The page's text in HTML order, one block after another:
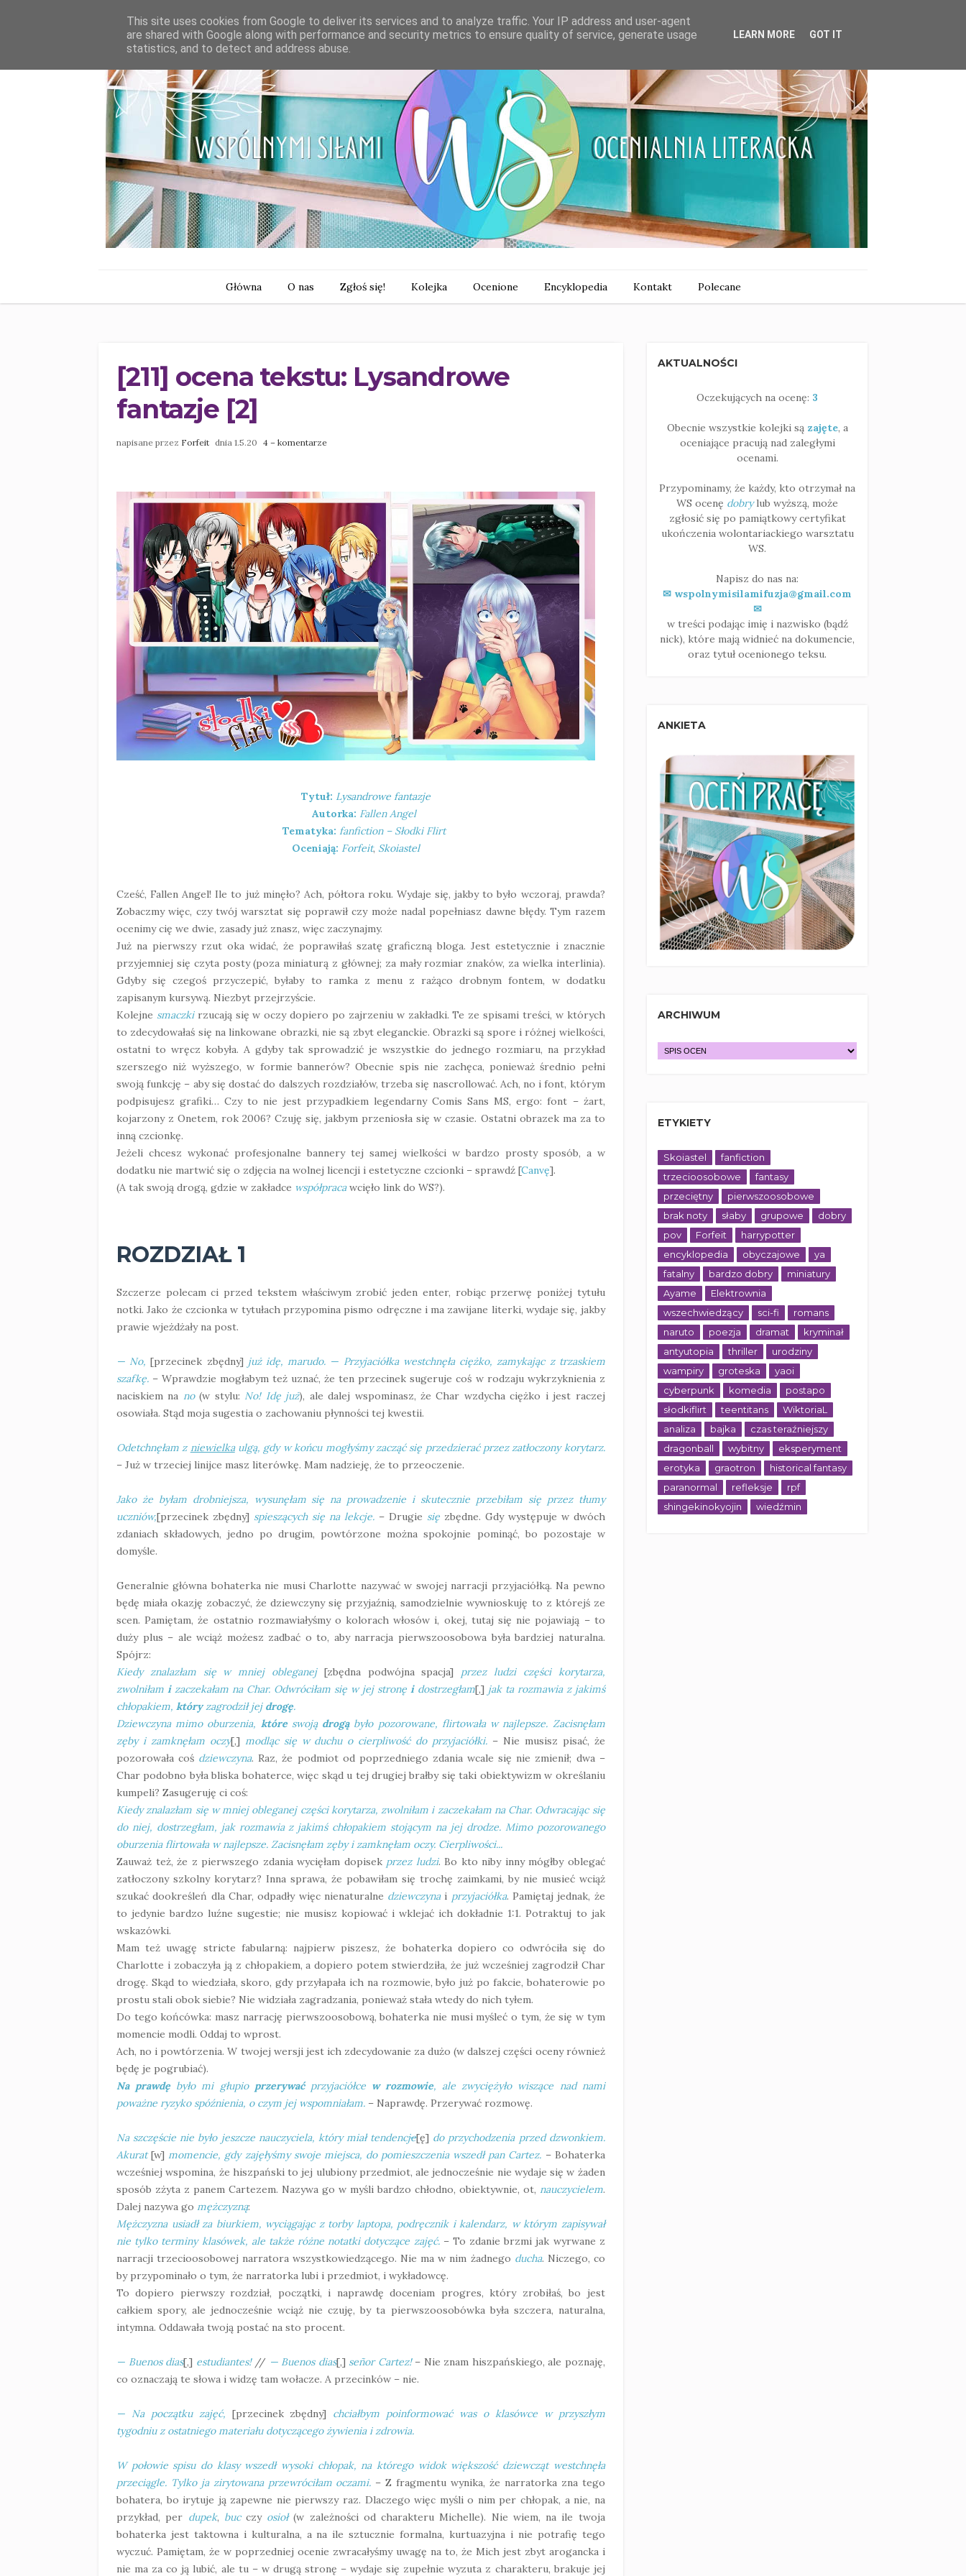
Główna O nas Zgłoś się! Kolejka Ocenione Encyklopedia Kontakt Polecane
[211] ocena tekstu: Lysandrowe
fantazje [2]
napisane przez Forfeit dnia 1.5.20 4 – komentarze
Tytuł: Lysandrowe fantazje
Autorka: Fallen Angel
Tematyka: fanfiction – Słodki Flirt
Oceniają: Forfeit, Skoiastel
Cześć, Fallen Angel! Ile to już minęło? Ach, półtora roku. Wydaje się, jakby to było wczoraj, prawda?
Zobaczmy więc, czy twój warsztat się poprawił czy może nadal popełniasz dawne błędy. Tym razem
ocenimy cię we dwie, zasady już znasz, więc zaczynajmy.
Już na pierwszy rzut oka widać, że poprawiłaś szatę graficzną bloga. Jest estetycznie i znacznie
przyjemniej się czyta posty (poza miniaturą z głównej; za mały rozmiar znaków, za wielka interlinia).
Gdyby się czegoś przyczepić, byłaby to ramka z menu z rażąco drobnym fontem, w dodatku
zapisanym kursywą. Niezbyt przejrzyście.
Kolejne smaczkirzucają się w oczy dopiero po zajrzeniu w zakładki. Te ze spisami treści, w których
to zdecydowałaś się na linkowane obrazki, nie są zbyt eleganckie. Obrazki są spore i różnej wielkości,
ostatni to wręcz kobyła. A gdyby tak sprowadzić je wszystkie do jednego rozmiaru, na przykład
szerszego niż wyższego, w formie bannerów? Obecnie spis nie zachęca, ponieważ średnio pełni
swoją funkcję – aby się dostać do dalszych rozdziałów, trzeba się nascrollować. Ach, no i font, którym
podpisujesz grafiki… Czy to nie jest przypadkiem legendarny Comis Sans MS, ergo: font – żart,
kojarzony z Onetem, rok 2006? Czuję się, jakbym przeniosła się w czasie. Ostatni obrazek ma za to
inną czcionkę.
Jeżeli chcesz wykonać profesjonalne bannery tej samej wielkości w bardzo prosty sposób, a w
dodatku nie martwić się o zdjęcia na wolnej licencji i estetyczne czcionki – sprawdź [Canvę].
(A tak swoją drogą, gdzie w zakładce współpracawcięło link do WS?).
ROZDZIAŁ 1
Szczerze polecam ci przed tekstem właściwym zrobić jeden enter, robiąc przerwę poniżej tytułu
notki. Jako że czcionka w tytułach przypomina pismo odręczne i ma zawijane literki, wydaje się, jakby
prawie wjeżdżały na post.
— No, [przecinek zbędny] już idę, marudo. — Przyjaciółka westchnęła ciężko, zamykając z trzaskiem
szafkę. – Wprawdzie mogłabym też uznać, że ten przecinek sugeruje coś w rodzaju wykrzyknienia z
naciskiem na no(w stylu: No! Idę już), ale dalej wspominasz, że Char wzdycha ciężko i jest raczej
osowiała. Stąd moja sugestia o zachowaniu płynności tej kwestii.
Odetchnęłam z niewielkaulgą, gdy w końcu mogłyśmy zacząć się przedzierać przez zatłoczony korytarz.
– Już w trzeciej linijce masz literówkę. Mam nadzieję, że to przeoczenie.
Jako że byłam drobniejsza, wysunęłam się na prowadzenie i skutecznie przebiłam się przez tłumy
uczniów,[przecinek zbędny] spieszących się na lekcje. – Drugie sięzbędne. Gdy występuje w dwóch
zdaniach składowych, jedno po drugim, powtórzone można spokojnie pominąć, bo pozostaje w
domyśle.
Generalnie główna bohaterka nie musi Charlotte nazywać w swojej narracji przyjaciółką. Na pewno
będę miała okazję zobaczyć, że dziewczyny się przyjaźnią, samodzielnie wywnioskuję to z którejś ze
scen. Pamiętam, że ostatnio rozmawiałyśmy o kolorach włosów i, okej, tutaj się nie pojawiają – to
duży plus – ale wciąż możesz zadbać o to, aby narracja pierwszoosobowa była bardziej naturalna.
Spójrz:
Kiedy znalazłam się w mniej obleganej [zbędna podwójna spacja] przez ludzi części korytarza,
zwolniłam i zaczekałam na Char. Odwróciłam się w jej stronę idostrzegłam[,] jak ta rozmawia z jakimś
chłopakiem, któryzagrodził jej drogę.
Dziewczyna mimo oburzenia, które swoją drogą było pozorowane, flirtowała w najlepsze. Zacisnęłam
zęby i zamknęłam oczy[,] modląc się w duchu o cierpliwość do przyjaciółki. – Nie musisz pisać, że
pozorowała coś dziewczyna. Raz, że podmiot od poprzedniego zdania wcale się nie zmienił; dwa –
Char podobno była bliska bohaterce, więc skąd u tej drugiej brałby się taki obiektywizm w określaniu
kumpeli? Zasugeruję ci coś:
Kiedy znalazłam się w mniej obleganej części korytarza, zwolniłam i zaczekałam na Char. Odwracając się
do niej, dostrzegłam, jak rozmawia z jakimś chłopakiem stojącym na jej drodze. Mimo pozorowanego
oburzenia flirtowała w najlepsze. Zacisnęłam zęby i zamknęłam oczy. Cierpliwości...
Zauważ też, że z pierwszego zdania wycięłam dopisek przez ludzi. Bo kto niby inny mógłby oblegać
zatłoczony szkolny korytarz? Inna sprawa, że pobawiłam się trochę zaimkami, by nie musieć wciąż
szukać dookreśleń dla Char, odpadły więc nienaturalne dziewczyna i przyjaciółka.Pamiętaj jednak, że
to jedynie bardzo luźne sugestie; nie musisz kopiować i wklejać ich dokładnie 1:1. Potraktuj to jak
wskazówki.
Mam też uwagę stricte fabularną: najpierw piszesz, że bohaterka dopiero co odwróciła się do
Charlotte i zobaczyła ją z chłopakiem, a dopiero potem stwierdziła, że już wcześniej zagrodził Char
drogę. Skąd to wiedziała, skoro, gdy przyłapała ich na rozmowie, było już po fakcie, bohaterowie po
prostu stali obok siebie? Nie widziała zagradzania, ponieważ stała wtedy do nich tyłem.
Do tego końcówka: masz narrację pierwszoosobową, bohaterka nie musi myśleć o tym, że się w tym
momencie modli. Oddaj to wprost.
Ach, no i powtórzenia. W twojej wersji jest ich zdecydowanie za dużo (w dalszej części oceny również
będę je pogrubiać).
Na prawdębyło mi głupio przerywać przyjaciółcew rozmowie, ale zwyciężyło wiszące nad nami
poważne ryzyko spóźnienia, o czym jej wspomniałam. – Naprawdę. Przerywać rozmowę.
Na szczęście nie było jeszcze nauczyciela, który miał tendencje[ę] do przychodzenia przed dzwonkiem.
Akurat[w]momencie, gdy zajęłyśmy swoje miejsca, do pomieszczenia wszedł pan Cartez. – Bohaterka
wcześniej wspomina, że hiszpański to jej ulubiony przedmiot, ale jednocześnie nie wydaje się w żaden
sposób zżyta z panem Cartezem. Nazywa go w myśli bardzo chłodno, obiektywnie, ot, nauczycielem.
Dalej nazywa go mężczyzną:
Mężczyzna usiadł za biurkiem, wyciągając z torby laptopa, podręcznik i kalendarz, w którym zapisywał
nie tylko terminy klasówek, ale także różne notatki dotyczące zajęć. – To zdanie brzmi jak wyrwane z
narracji trzecioosobowej narratora wszystkowiedzącego. Nie ma w nim żadnego ducha. Niczego, co
by przypominało o tym, że narratorka lubi i przedmiot, i wykładowcę.
To dopiero pierwszy rozdział, początki, i naprawdę doceniam progres, który zrobiłaś, bo jest
całkiem spory, ale jednocześnie wciąż nie czuję, by ta pierwszoosobówka była szczera, naturalna,
intymna. Oddawała twoją postać na sto procent.
— Buenos dias[,] estudiantes!// — Buenos dias[,] señor Cartez! – Nie znam hiszpańskiego, ale poznaję,
co oznaczają te słowa i widzę tam wołacze. A przecinków – nie.
— Na początku zajęć, [przecinek zbędny] chciałbym poinformować was o klasówce w przyszłym
tygodniu z ostatniego materiału dotyczącego żywienia i zdrowia.
W połowie spisu do klasy wszedł wysoki chłopak, na którego widok większość dziewcząt westchnęła
przeciągle. Tylko ja zirytowana przewróciłam oczami. – Z fragmentu wynika, że narratorka zna tego
bohatera, bo irytuje ją zapewne nie pierwszy raz. Dlaczego więc myśli o nim per chłopak, a nie, na
przykład, per dupek, bucczy osioł(w zależności od charakteru Michelle). Nie wiem, na ile twoja
bohaterka jest taktowna i kulturalna, a na ile sztucznie formalna, kurtuazyjna i nie potrafię tego
wyczuć. Pamiętam, że w poprzedniej ocenie zwracałyśmy uwagę na to, że Mich jest zbyt arogancka i
nie ma za co ją lubić, ale tu – w drugą stronę – wydaje się zupełnie wyzuta z charakteru, brakuje jej
AKTUALNOŚCI
Oczekujących na ocenę: 3
Obecnie wszystkie kolejki są zajęte, a
oceniające pracują nad zaległymi
ocenami.
Przypominamy, że każdy, kto otrzymał na
WS ocenę dobrylub wyższą, może
zgłosić się po pamiątkowy certyfikat
ukończenia wolontariackiego warsztatu
WS.
Napisz do nas na:
✉ wspolnymisilamifuzja@gmail.com
✉
w treści podając imię i nazwisko (bądź
nick), które mają widnieć na dokumencie,
oraz tytuł ocenionego teksu.
ANKIETA
ARCHIWUM
ETYKIETY
Skoiastel
fanfiction
trzecioosobowe
fantasy
przeciętny
pierwszoosobowe
brak noty
słaby grupowe
dobry
pov
Forfeit
harrypotter
encyklopedia
obyczajowe
ya
fatalny
bardzo dobry
miniatury
Ayame
Elektrownia
wszechwiedzący
sci-fi
romans
naruto
poezja dramat
kryminał
antyutopia
thriller
urodziny
wampiry
groteska
yaoi
cyberpunk
komedia
postapo
słodkiflirt
teentitans
WiktoriaL
analiza
bajka
czas teraźniejszy
dragonball
wybitny
eksperyment
erotyka
graotron
historical fantasy
paranormal
refleksje
rpf
shingekinokyojin
wiedźmin
This site uses cookies from Google to deliver its services and to analyze traffic. Your IP address and user-agent
are shared with Google along with performance and security metrics to ensure quality of service, generate usage
statistics, and to detect and address abuse.
LEARN MORE GOT IT